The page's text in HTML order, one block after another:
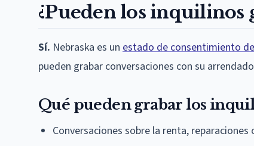
¿Pueden los inquilinos
Sí. Nebraska es un estado de consentimiento
pueden grabar conversaciones con su
Qué pueden grabar los
Conversaciones sobre la renta,